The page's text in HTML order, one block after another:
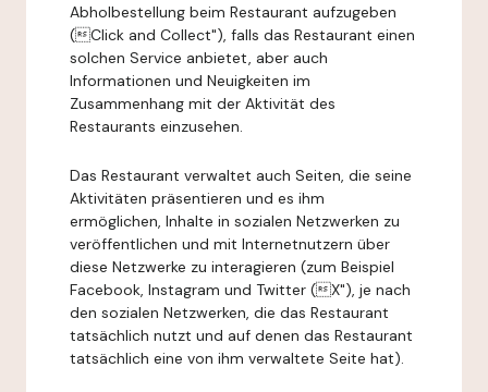
Abholbestellung beim Restaurant aufzugeben
(Click and Collect"), falls das Restaurant einen
solchen Service anbietet, aber auch
Informationen und Neuigkeiten im
Zusammenhang mit der Aktivität des
Restaurants einzusehen.
Das Restaurant verwaltet auch Seiten, die seine
Aktivitäten präsentieren und es ihm
ermöglichen, Inhalte in sozialen Netzwerken zu
veröffentlichen und mit Internetnutzern über
diese Netzwerke zu interagieren (zum Beispiel
Facebook, Instagram und Twitter (X"), je nach
den sozialen Netzwerken, die das Restaurant
tatsächlich nutzt und auf denen das Restaurant
tatsächlich eine von ihm verwaltete Seite hat).